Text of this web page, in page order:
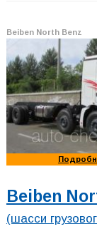
Beiben North Benz
Beiben
(шасси